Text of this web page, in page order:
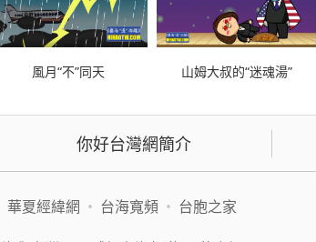
風月“不”同天 山姆大叔的“迷魂湯”
你好台灣網簡介
華夏經緯網 • 台海寬頻 • 台胞之家